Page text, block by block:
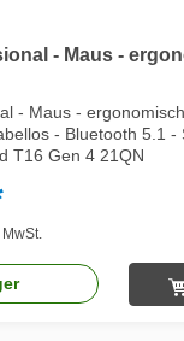
- Maus -
- Maus -
- Bluetooth 5.1 -
T16 Gen 4 21QN